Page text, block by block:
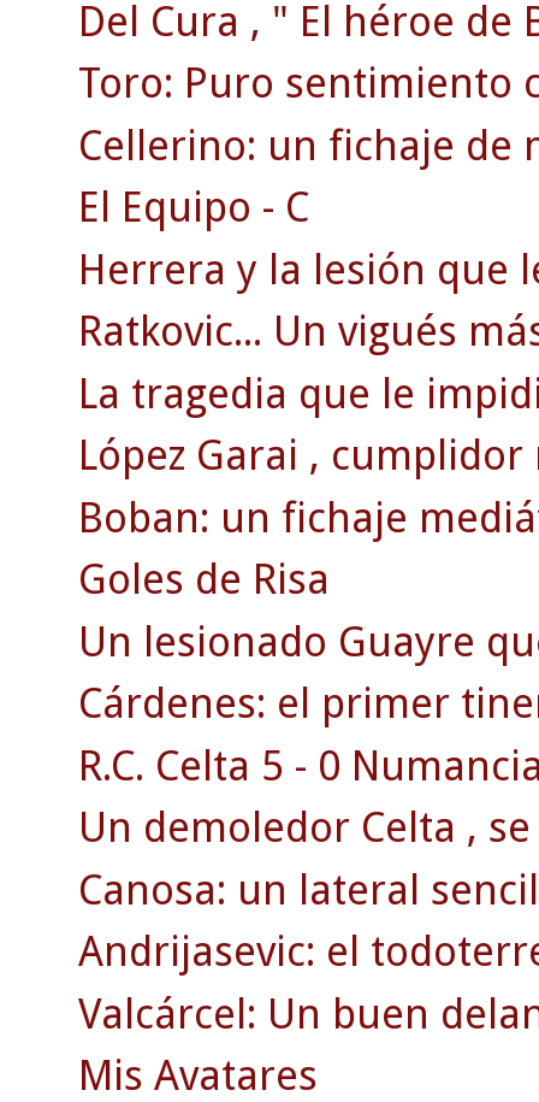
Del Cura , " El héroe de
Toro: Puro sentimiento
Cellerino: un fichaje de
El Equipo - C
Herrera y la lesión que
Ratkovic... Un vigués
La tragedia que le
López Garai ,
Boban: un fichaje
Goles de Risa
Un lesionado Guayre
Cárdenes: el primer
R.C. Celta 5 - 0
Un demoledor Celta ,
Canosa: un lateral
Andrijasevic: el
Valcárcel: Un buen
Mis Avatares